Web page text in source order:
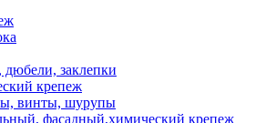
заклепки
крепеж
винты, шурупы
фасадный,химический крепеж